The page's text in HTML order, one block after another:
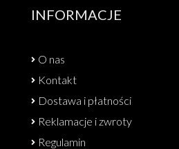
INFORMACJE
O nas
Kontakt
Dostawa i płatności
Reklamacje i zwroty
Regulamin